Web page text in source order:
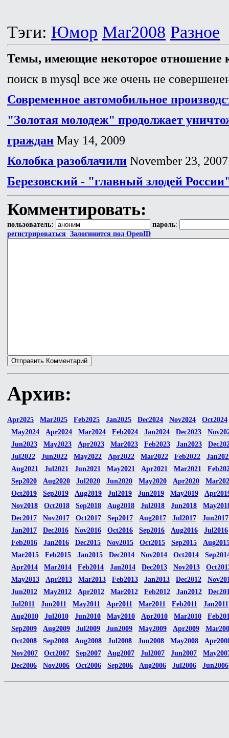
Тэги: Юмор Mar2008 Разное
Темы, имеющие некоторое отношение
поиск в mysql все же очень не
Современное автомобильное
"Золотая молодеж" продолжает
граждан May 14, 2009
Колобка разоблачили November 23, 2007
Березовский - "главный злодей
Комментировать:
пользователь: пароль:
регистрироваться Залогинится под OpenID
Архив:
Apr2025 Mar2025 Feb2025 Jan2025 Dec2024 Nov2024
Oct2024
May2024
Apr2024 Mar2024 Feb2024 Jan2024 Dec2023
Jun2023
May2023 Apr2023 Mar2023 Feb2023 Jan2023
Jul2022
Jun2022 May2022 Apr2022 Mar2022 Feb2022
Aug2021
Jul2021 Jun2021 May2021 Apr2021 Mar2021
Sep2020
Aug2020 Jul2020 Jun2020 May2020 Apr2020
Oct2019
Sep2019 Aug2019 Jul2019 Jun2019 May2019
Nov2018
Oct2018 Sep2018 Aug2018 Jul2018 Jun2018
Dec2017
Nov2017 Oct2017 Sep2017 Aug2017 Jul2017
Jun2017
Jan2017
Dec2016 Nov2016 Oct2016 Sep2016 Aug2016
Jul2016
Feb2016
Jan2016 Dec2015 Nov2015 Oct2015 Sep2015
Mar2015
Feb2015 Jan2015 Dec2014 Nov2014 Oct2014
Apr2014
Mar2014 Feb2014 Jan2014 Dec2013 Nov2013
May2013
Apr2013 Mar2013 Feb2013 Jan2013 Dec2012
Jun2012
May2012 Apr2012 Mar2012 Feb2012 Jan2012
Jul2011
Jun2011 May2011 Apr2011 Mar2011 Feb2011
Jan2011
Aug2010
Jul2010 Jun2010 May2010 Apr2010 Mar2010
Sep2009
Aug2009 Jul2009 Jun2009 May2009 Apr2009
Oct2008
Sep2008 Aug2008 Jul2008 Jun2008 May2008
Nov2007
Oct2007 Sep2007 Aug2007 Jul2007 Jun2007
Dec2006
Nov2006 Oct2006 Sep2006 Aug2006 Jul2006 Jun2006